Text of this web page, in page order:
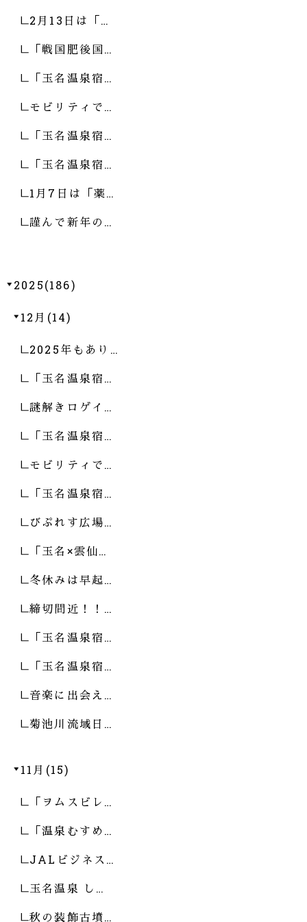
2月13日は「…
「戦国肥後国…
「玉名温泉宿…
モビリティで…
「玉名温泉宿…
「玉名温泉宿…
1月7日は「薬…
謹んで新年の…
2025(186)
12月(14)
2025年もあり…
「玉名温泉宿…
謎解きロゲイ…
「玉名温泉宿…
モビリティで…
「玉名温泉宿…
びぷれす広場…
「玉名×雲仙…
冬休みは早起…
締切間近！！…
「玉名温泉宿…
「玉名温泉宿…
音楽に出会え…
菊池川流域日…
11月(15)
「ヲムスビレ…
「温泉むすめ…
JALビジネス…
玉名温泉 し…
秋の装飾古墳…